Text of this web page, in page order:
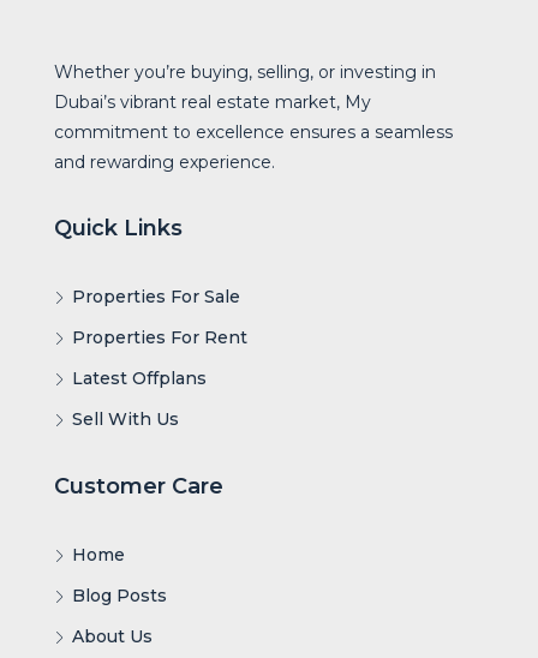
Whether you’re buying, selling, or investing in
Dubai’s vibrant real estate market, My
commitment to excellence ensures a seamless
and rewarding experience.
Quick Links
Properties For Sale
Properties For Rent
Latest Offplans
Sell With Us
Customer Care
Home
Blog Posts
About Us